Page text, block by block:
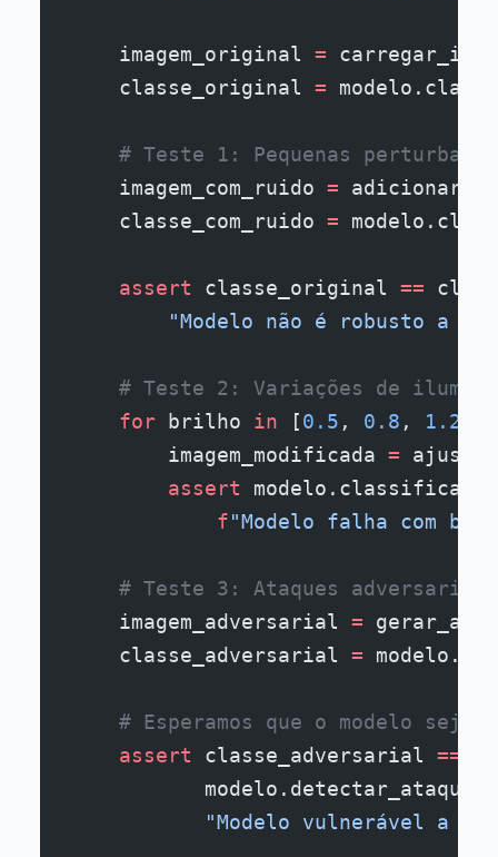
    imagem_original
=
    classe_original
=
# Teste 1: Pequenas
    imagem_com_ruido
=
    classe_com_ruido
=
    assert
classe_original ==
"Modelo não é robusto a
# Teste 2: Variações de
    for
brilho in [0.5 , 0.8 , 1.2
        imagem_modificada
=
        assert
            f
"Modelo falha com
    # Teste 3: Ataques adversariais
    imagem_adversarial
=
    classe_adversarial
=
# Esperamos que o modelo seja
    assert
classe_adversarial ==
"Modelo vulnerável a